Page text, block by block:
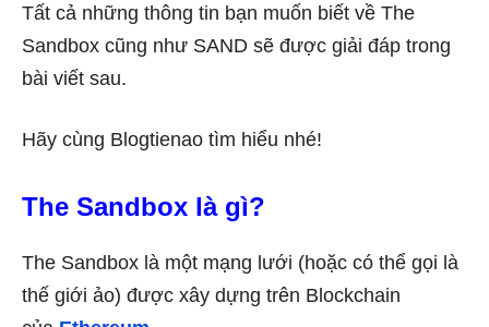
Tất cả những thông tin bạn muốn biết về The
Sandbox cũng như SAND sẽ được giải đáp trong
bài viết sau.
Hãy cùng Blogtienao tìm hiểu nhé!
The Sandbox là gì?
The Sandbox là một mạng lưới (hoặc có thể gọi là
thế giới ảo) được xây dựng trên Blockchain